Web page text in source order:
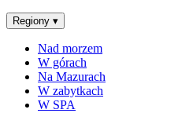
Regiony ▾
Nad morzem
W górach
Na Mazurach
W zabytkach
W SPA